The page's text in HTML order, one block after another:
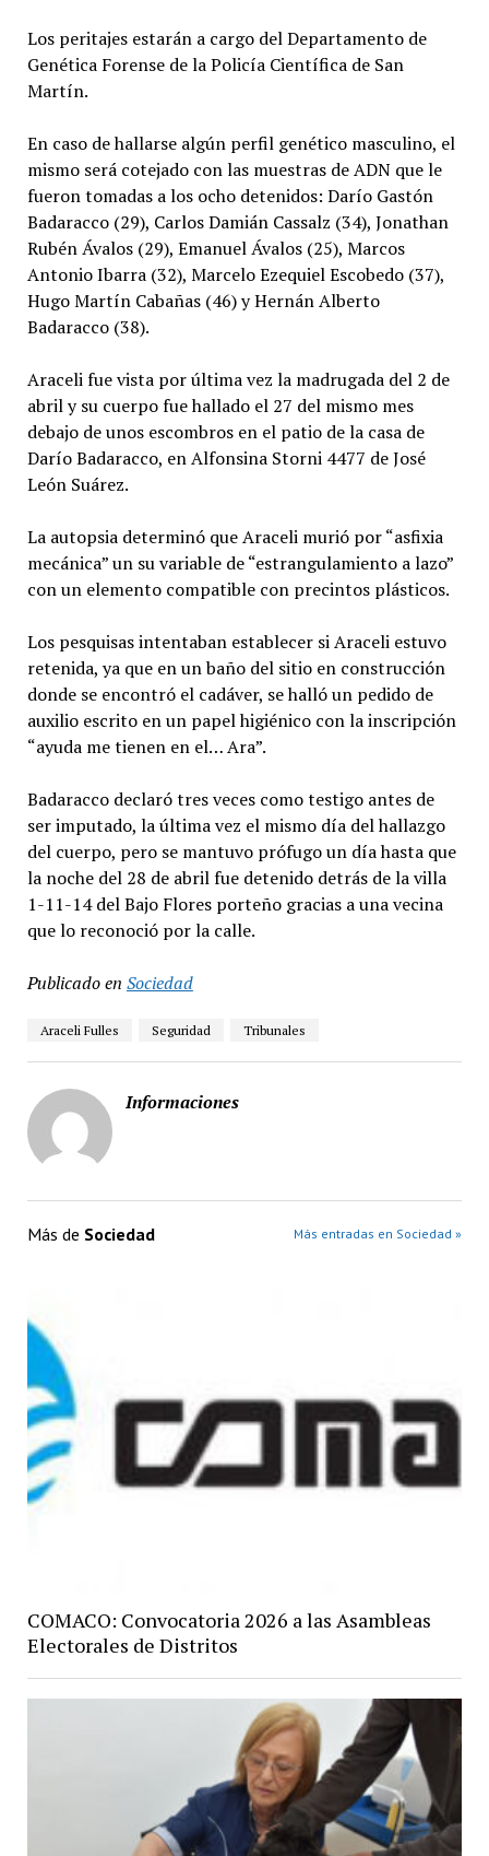
Los peritajes estarán a cargo del Departamento de
Genética Forense de la Policía Científica de San
Martín.
En caso de hallarse algún perfil genético masculino, el
mismo será cotejado con las muestras de ADN que le
fueron tomadas a los ocho detenidos: Darío Gastón
Badaracco (29), Carlos Damián Cassalz (34), Jonathan
Rubén Ávalos (29), Emanuel Ávalos (25), Marcos
Antonio Ibarra (32), Marcelo Ezequiel Escobedo (37),
Hugo Martín Cabañas (46) y Hernán Alberto
Badaracco (38).
Araceli fue vista por última vez la madrugada del 2 de
abril y su cuerpo fue hallado el 27 del mismo mes
debajo de unos escombros en el patio de la casa de
Darío Badaracco, en Alfonsina Storni 4477 de José
León Suárez.
La autopsia determinó que Araceli murió por “asfixia
mecánica” un su variable de “estrangulamiento a lazo”
con un elemento compatible con precintos plásticos.
Los pesquisas intentaban establecer si Araceli estuvo
retenida, ya que en un baño del sitio en construcción
donde se encontró el cadáver, se halló un pedido de
auxilio escrito en un papel higiénico con la inscripción
“ayuda me tienen en el… Ara”.
Badaracco declaró tres veces como testigo antes de
ser imputado, la última vez el mismo día del hallazgo
del cuerpo, pero se mantuvo prófugo un día hasta que
la noche del 28 de abril fue detenido detrás de la villa
1-11-14 del Bajo Flores porteño gracias a una vecina
que lo reconoció por la calle.
Publicado en Sociedad
Araceli Fulles Seguridad Tribunales
Informaciones
Más de Sociedad Más entradas en Sociedad »
COMACO: Convocatoria 2026 a las Asambleas
Electorales de Distritos